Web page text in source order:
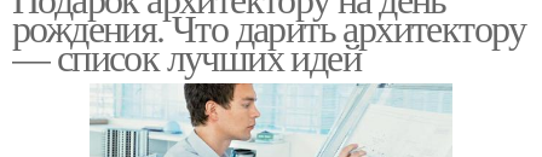
рождения. Что дарить архитектору
— список лучших идей